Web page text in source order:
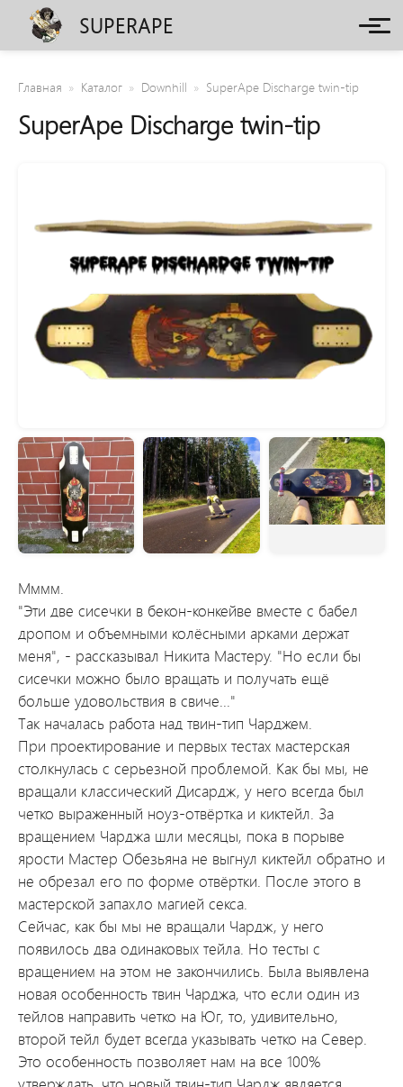
SUPERAPE
Главная Каталог Downhill SuperApe Discharge twin-tip
SuperApe Discharge twin-tip
Мммм.
"Эти две сисечки в бекон-конкейве вместе с бабел
дропом и объемными колёсными арками держат
меня", - рассказывал Никита Мастеру. "Но если бы
сисечки можно было вращать и получать ещё
больше удовольствия в свиче..."
Так началась работа над твин-тип Чарджем.
При проектирование и первых тестах мастерская
столкнулась с серьезной проблемой. Как бы мы, не
вращали классический Дисардж, у него всегда был
четко выраженный ноуз-отвёртка и киктейл. За
вращением Чарджа шли месяцы, пока в порыве
ярости Мастер Обезьяна не выгнул киктейл обратно и
не обрезал его по форме отвёртки. После этого в
мастерской запахло магией секса.
Сейчас, как бы мы не вращали Чардж, у него
появилось два одинаковых тейла. Но тесты с
вращением на этом не закончились. Была выявлена
новая особенность твин Чарджа, что если один из
тейлов направить четко на Юг, то, удивительно,
второй тейл будет всегда указывать четко на Север.
Это особенность позволяет нам на все 100%